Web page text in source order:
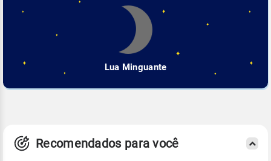
Lua Minguante
Recomendados para você